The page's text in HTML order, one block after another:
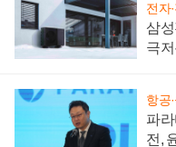
전자
삼
극
항공
파
전,